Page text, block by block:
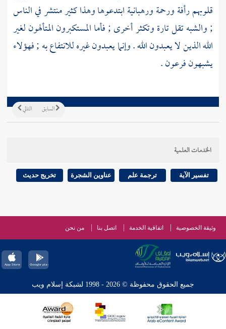
قلوبهم رأفة ورحمة ورهبانية ابتدعوها وهذا كثير منتشر في الناس
; والشبه تقل تارة وتكثر أخرى ; فأما المستكبرون المتألهون لغير
الله الذين لا يعبدون الله . وإنما يعبدون غيره للانتفاع به ; فهؤلاء
يشبهونفرعون.
التالي السابق
الخدمات العلمية
تفسير الآية ترجمة علم عناوين الشجرة تخريج حديث
وثيقة الخصوصية اتفاقية الخدمة اتصل بنا من نحن
جميع الحقوق محفوظة © 2026 - 1998 لشبكة إسلام ويب